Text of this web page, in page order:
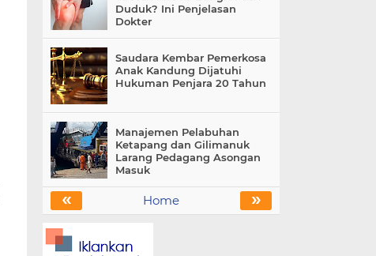
Duduk? Ini Penjelasan
Dokter
Saudara Kembar Pemerkosa
Anak Kandung Dijatuhi
Hukuman Penjara 20 Tahun
Manajemen Pelabuhan
Ketapang dan Gilimanuk
Larang Pedagang Asongan
Masuk
« »
Home